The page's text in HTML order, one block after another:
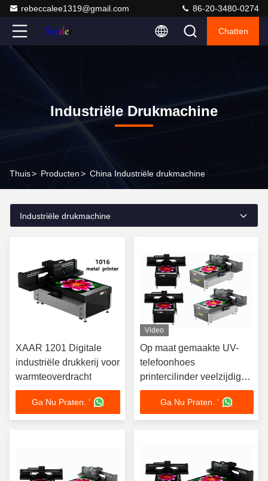
rebeccalee1319@gmail.com 86-20-3480-0274
Chatten
Industriële Drukmachine
Thuis> Producten> China Industriële drukmachine
Industriële drukmachine
XAAR 1201 Digitale
industriële drukkerij voor
warmteoverdracht
Ga Nu Praten. '
Video
Op maat gemaakte UV-
telefoonhoes
printercilinder veelzijdige
industriële drukmachines
Ga Nu Praten. '